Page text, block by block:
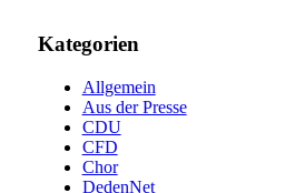
Kategorien
Allgemein
Aus der Presse
CDU
CFD
Chor
DedenNet